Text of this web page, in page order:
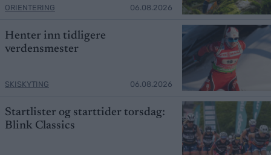
ORIENTERING 06.08.2026
Henter inn tidligere
verdensmester
SKISKYTING 06.08.2026
Startlister og starttider torsdag:
Blink Classics